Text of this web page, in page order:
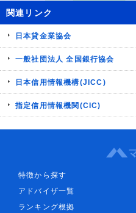
関連リンク
日本貸金業協会
一般社団法人 全国銀行協会
日本信用情報機構(JICC)
指定信用情報機関(CIC)
特徴から探す
アドバイザ一覧
ランキング根拠